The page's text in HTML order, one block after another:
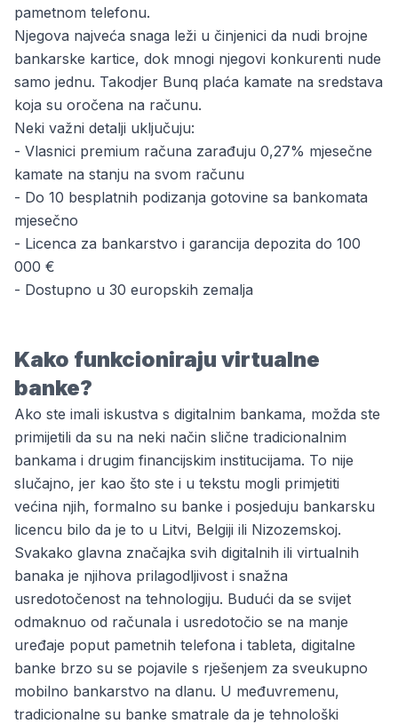
pametnom telefonu.
Njegova najveća snaga leži u činjenici da nudi brojne
bankarske kartice, dok mnogi njegovi konkurenti nude
samo jednu. Takodjer Bunq plaća kamate na sredstava
koja su oročena na računu.
Neki važni detalji uključuju:
- Vlasnici premium računa zarađuju 0,27% mjesečne
kamate na stanju na svom računu
- Do 10 besplatnih podizanja gotovine sa bankomata
mjesečno
- Licenca za bankarstvo i garancija depozita do 100
000 €
- Dostupno u 30 europskih zemalja
Kako funkcioniraju virtualne
banke?
Ako ste imali iskustva s digitalnim bankama, možda ste
primijetili da su na neki način slične tradicionalnim
bankama i drugim financijskim institucijama. To nije
slučajno, jer kao što ste i u tekstu mogli primjetiti
većina njih, formalno su banke i posjeduju bankarsku
licencu bilo da je to u Litvi, Belgiji ili Nizozemskoj.
Svakako glavna značajka svih digitalnih ili virtualnih
banaka je njihova prilagodljivost i snažna
usredotočenost na tehnologiju. Budući da se svijet
odmaknuo od računala i usredotočio se na manje
uređaje poput pametnih telefona i tableta, digitalne
banke brzo su se pojavile s rješenjem za sveukupno
mobilno bankarstvo na dlanu. U međuvremenu,
tradicionalne su banke smatrale da je tehnološki